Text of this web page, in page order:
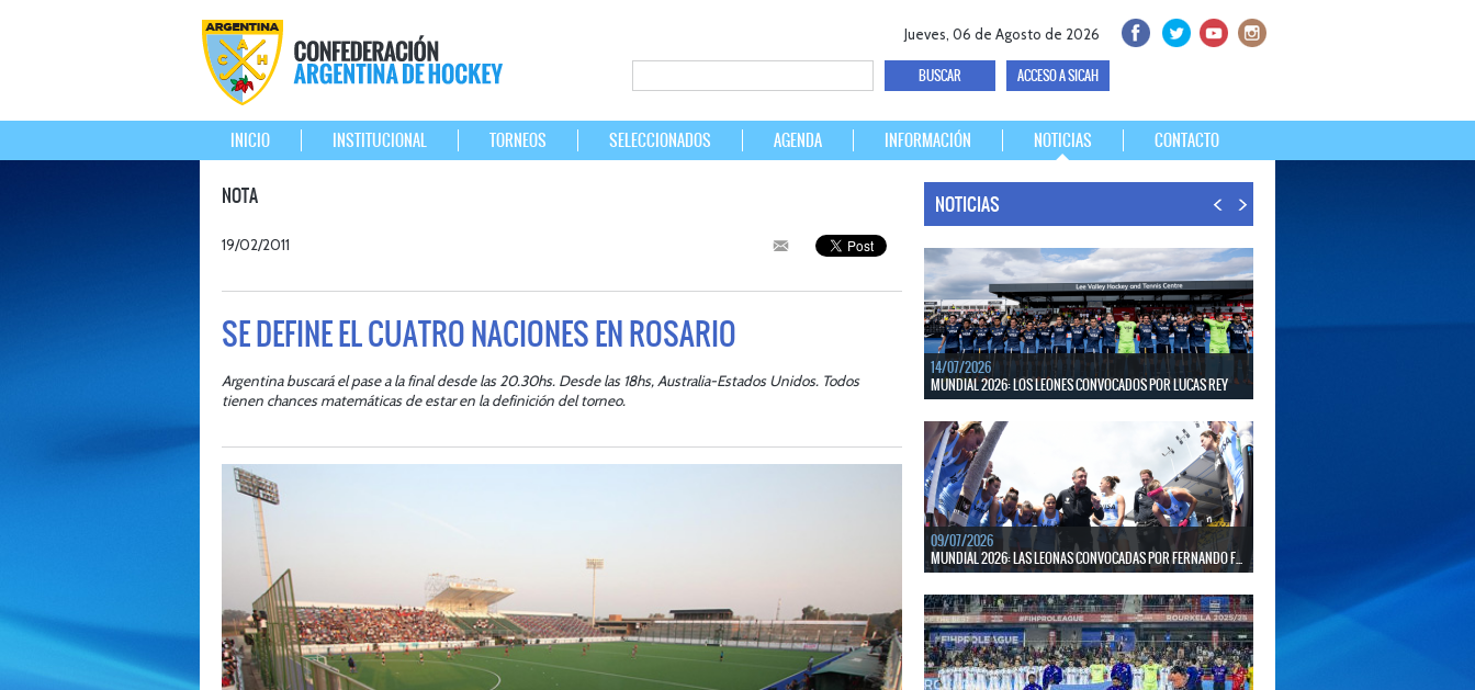
Jueves, 06 de Agosto de 2026
ACCESO A SICAH
INICIO INSTITUCIONAL TORNEOS SELECCIONADOS AGENDA INFORMACIÓN NOTICIAS CONTACTO
NOTA
19/02/2011
SE DEFINE EL CUATRO NACIONES EN ROSARIO
Argentina buscará el pase a la final desde las 20.30hs. Desde las 18hs, Australia-Estados Unidos. Todos
tienen chances matemáticas de estar en la definición del torneo.
NOTICIAS
14/07/2026
MUNDIAL 2026: LOS LEONES CONVOCADOS POR LUCAS REY
Bélgica.
LEER MÁS
09/07/2026
MUNDIAL 2026: LAS LEONAS CONVOCADAS POR FERNANDO F...
Bajos y Bélgica.
LEER MÁS